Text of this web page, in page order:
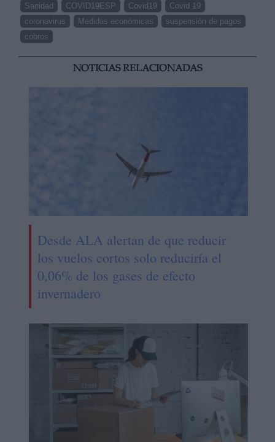
Sanidad
COVID19ESP Covid19
Covid 19
coronavirus
Medidas económicas
suspensión de pagos
cobros
NOTICIAS RELACIONADAS
Desde ALA alertan de que reducir
los vuelos cortos solo reduciría el
0,06% de los gases de efecto
invernadero